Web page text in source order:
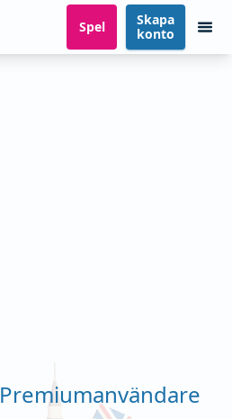
Spel
Skapa
konto
Premiumanvändare